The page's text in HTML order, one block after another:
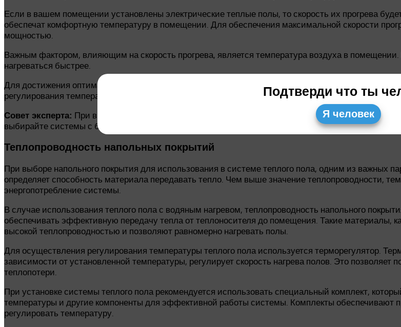
Если в вашем помещении установлены электрические теплые полы, то скорость их прогрева
обеспечат комфортную температуру в помещении. Для обеспечения максимальной скорости
мощностью.
Важным фактором, влияющим на скорость прогрева, является температура воздуха в
нагреваться быстрее.
Для достижения оптимальной скорости прогрева следует также обратить внимание на
регулирования температуры вручную или автоматически. Регулирование температуры
Совет эксперта: При выборе теплого пола обратите внимание на его характеристики, включая
выбирайте системы с более высокой мощностью и возможностью регулировки температуры.
Теплопроводность напольных покрытий
При выборе напольного покрытия для использования в системе теплого пола, одним из важных
определяет способность материала передавать тепло. Чем выше значение теплопроводности,
энергопотребление системы.
В случае использования теплого пола с водяным нагревом, теплопроводность напольного
обеспечивать эффективную передачу тепла от теплоносителя до помещения. Такие материалы,
высокой теплопроводностью и позволяют равномерно нагревать полы.
Для осуществления регулирования температуры теплого пола используется терморегулятор.
зависимости от установленной температуры, регулирует скорость нагрева полов. Это
теплопотери.
При установке системы теплого пола рекомендуется использовать специальный комплект,
температуры и другие компоненты для эффективной работы системы. Комплекты обеспечивают
регулировать температуру.
Подтверди что ты
Я человек